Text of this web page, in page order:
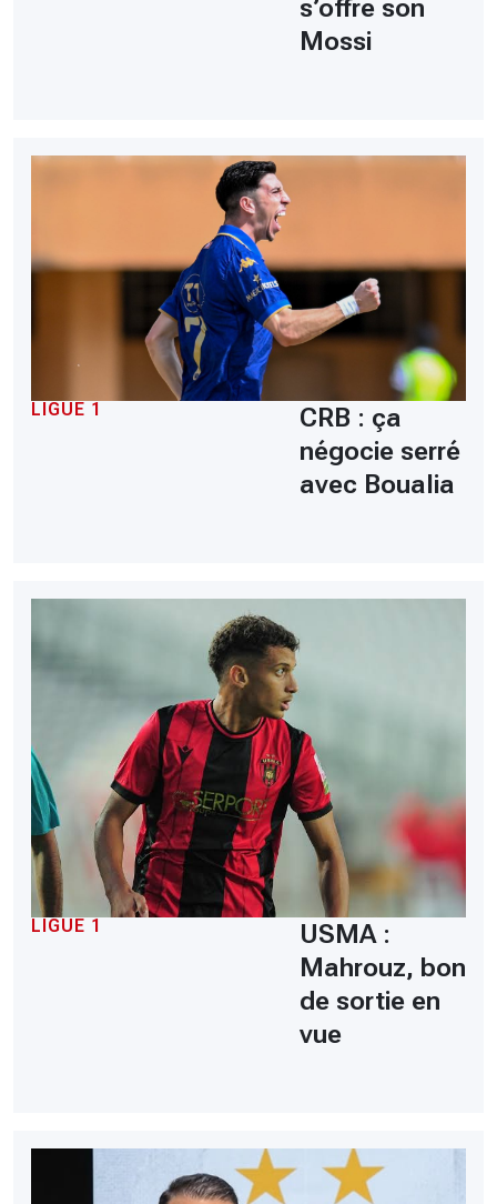
s’offre son
Mossi
LIGUE 1
CRB : ça
négocie serré
avec Boualia
LIGUE 1
USMA :
Mahrouz, bon
de sortie en
vue